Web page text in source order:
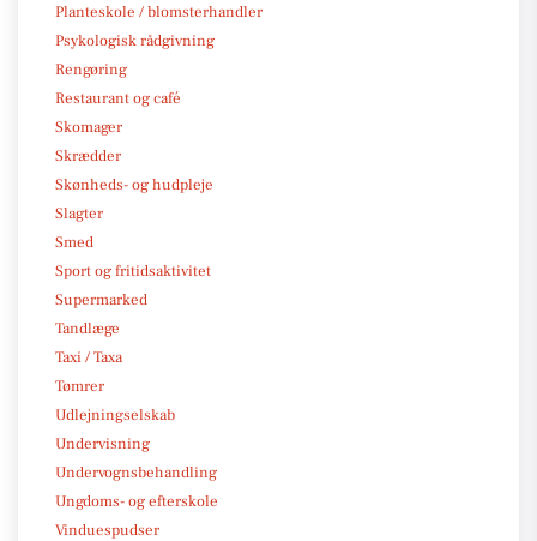
Planteskole / blomsterhandler
Psykologisk rådgivning
Rengøring
Restaurant og café
Skomager
Skrædder
Skønheds- og hudpleje
Slagter
Smed
Sport og fritidsaktivitet
Supermarked
Tandlæge
Taxi / Taxa
Tømrer
Udlejningselskab
Undervisning
Undervognsbehandling
Ungdoms- og efterskole
Vinduespudser